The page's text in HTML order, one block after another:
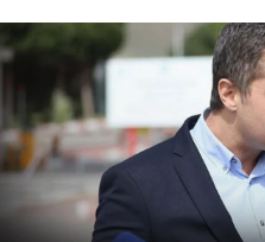
MAGAZİN
POLİTİKA
SAĞLIK
Siyaset